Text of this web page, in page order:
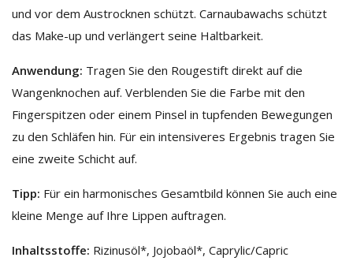
und vor dem Austrocknen schützt. Carnaubawachs schützt
das Make-up und verlängert seine Haltbarkeit.
Anwendung: Tragen Sie den Rougestift direkt auf die
Wangenknochen auf. Verblenden Sie die Farbe mit den
Fingerspitzen oder einem Pinsel in tupfenden Bewegungen
zu den Schläfen hin. Für ein intensiveres Ergebnis tragen Sie
eine zweite Schicht auf.
Tipp: Für ein harmonisches Gesamtbild können Sie auch eine
kleine Menge auf Ihre Lippen auftragen.
Inhaltsstoffe: Rizinusöl*, Jojobaöl*, Caprylic/Capric